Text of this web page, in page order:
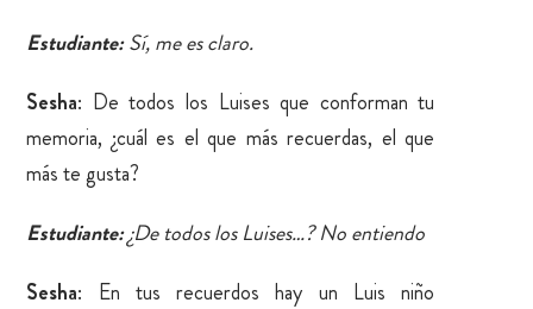
Estudiante:Sí, me es claro.
Sesha: De todos los Luises que conforman tu
memoria, ¿cuál es el que más recuerdas, el que
más te gusta?
Estudiante:¿De todos los Luises…? No entiendo
Sesha: En tus recuerdos hay un Luis niño